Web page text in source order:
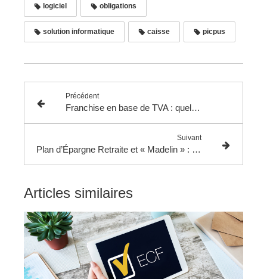
logiciel obligations
solution informatique caisse picpus
Précédent
Franchise en base de TVA : quels sont les seuils en 2026 ?
Suivant
Plan d’Épargne Retraite et « Madelin » : quels plafonds de déduction en 2026 ?
Articles similaires